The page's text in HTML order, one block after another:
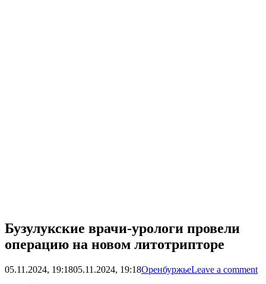
Бузулукские врачи-урологи провели
операцию на новом литотрипторе
05.11.2024, 19:1805.11.2024, 19:18ОренбуржьеLeave a comment